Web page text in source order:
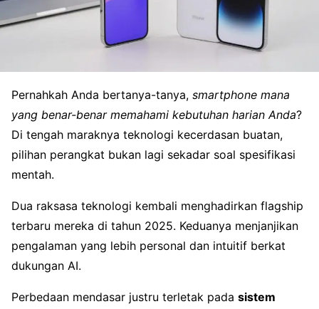
Pernahkah Anda bertanya-tanya, smartphone mana
yang benar-benar memahami kebutuhan harian Anda?
Di tengah maraknya teknologi kecerdasan buatan,
pilihan perangkat bukan lagi sekadar soal spesifikasi
mentah.
Dua raksasa teknologi kembali menghadirkan flagship
terbaru mereka di tahun 2025. Keduanya menjanjikan
pengalaman yang lebih personal dan intuitif berkat
dukungan AI.
Perbedaan mendasar justru terletak pada sistem